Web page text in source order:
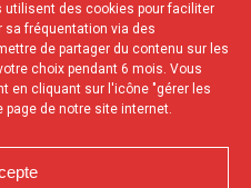
utilisent des cookies pour faciliter
fréquentation via des
de partager du contenu sur les
choix pendant 6 mois. Vous
en cliquant sur l'icône "gérer les
page de notre site internet.